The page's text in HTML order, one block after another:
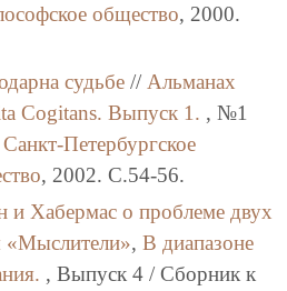
общество, 2000.
судьбе// Альманах
Cogitans. Выпуск 1. , №1
Санкт-Петербургское
, 2002. C.54-56.
и Хабермас о проблеме двух
«Мыслители», В диапазоне
, Выпуск 4 / Сборник к